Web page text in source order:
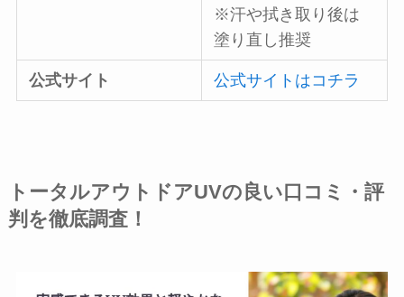
※汗や拭き取り後は
塗り直し推奨
公式サイト 公式サイトはコチラ
トータルアウトドアUVの良い口コミ・評
判を徹底調査！